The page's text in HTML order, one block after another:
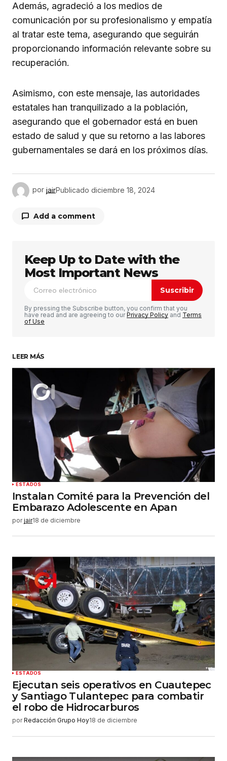
Además, agradeció a los medios de
comunicación por su profesionalismo y empatía
al tratar este tema, asegurando que seguirán
proporcionando información relevante sobre su
recuperación.
Asimismo, con este mensaje, las autoridades
estatales han tranquilizado a la población,
asegurando que el gobernador está en buen
estado de salud y que su retorno a las labores
gubernamentales se dará en los próximos días.
por jairPublicado diciembre 18, 2024
Add a comment
Tu dirección de correo electrónico no será
publicada. Los campos obligatorios están
marcados con *
Comentario *
Su nombre*
Tu correo electrónico *
Guardar mi nombre, correo electrónico y sitio
web en este navegador para la próxima vez que
haga un comentario.
Enviar comentario
Keep Up to Date with the
Most Important News
Suscribir
By pressing the Subscribe button, you confirm that you
have read and are agreeing to ourPrivacy Policy and Terms
of Use
LEER MÁS
ESTADOS
Instalan Comité para la Prevención del
Embarazo Adolescente en Apan
por jair18 de diciembre
ESTADOS
Ejecutan seis operativos en Cuautepec
y Santiago Tulantepec para combatir
el robo de Hidrocarburos
por Redacción Grupo Hoy18 de diciembre